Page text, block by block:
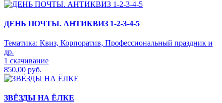
ДЕНЬ ПОЧТЫ. АНТИКВИЗ 1-2-3-4-5
Тематика: Квиз, Корпоратив, Профессиональный праздник и
др.
1 скачивание
850,00 руб.
ЗВЁЗДЫ НА ЁЛКЕ